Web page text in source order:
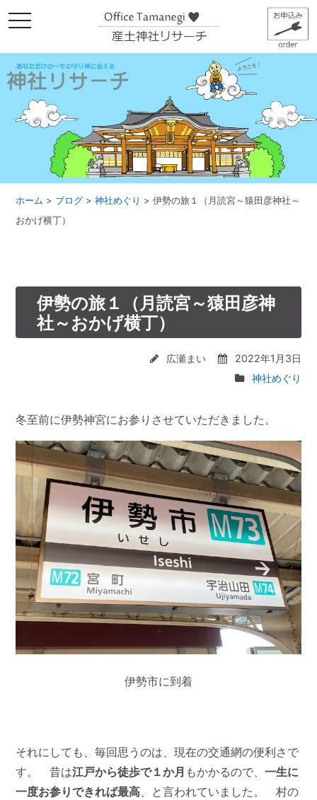
メ
ニ
ー
ホーム > ブログ >神社めぐり >伊勢の旅１（月読宮～猿田彦神社～
おかげ横丁）
伊勢の旅１（月読宮～猿田彦神
社～おかげ横丁）
広瀬まい
2022年1月3日
神社めぐり
冬至前に伊勢神宮にお参りさせていただきました。
伊勢市に到着
それにしても、毎回思うのは、現在の交通網の便利さで
す。 昔は江戸から徒歩で１か月 もかかるので、一生に
一度お参りできれば最高、と言われていました。 村の